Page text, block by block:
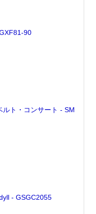
90
ルト・コンサート - SM
- GSGC2055